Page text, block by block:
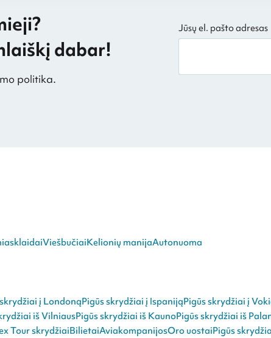
dabar!
politika.
Jūsų el. pašto adresas
ViešbučiaiKelionių manijaAutonuoma
į LondonąPigūs skrydžiai į IspanijąPigūs skrydžiai į
iš VilniausPigūs skrydžiai iš KaunoPigūs skrydžiai iš
Tour skrydžiaiBilietaiAviakompanijosOro uostaiPigūs